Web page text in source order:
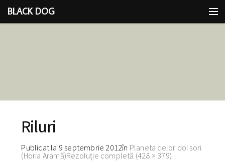
BLACK DOG
Riluri
Publicat la 9 septembrie 2012în Planeta celor doi sori
(Horia Aramă)Rezoluție completă (428 × 379)